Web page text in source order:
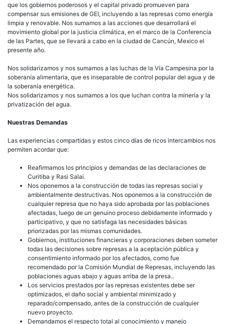
que los gobiernos poderosos y el capital privado promueven para
compensar sus emisiones de GEI, incluyendo a las represas como energía
limpia y renovable. Nos sumamos a las acciones que desarrollará el
movimiento global por la justicia climática, en el marco de la Conferencia
de las Partes, que se llevará a cabo en la ciudad de Cancún, Mexico el
presente año.
Nos solidarizamos y nos sumamos a las luchas de la Vía Campesina por la
soberanía alimentaria, que es inseparable de control popular del agua y de
la soberanía energética.
Nos solidarizamos y nos sumamos a los que luchan contra la minería y la
privatización del agua.
Nuestras Demandas
Las experiencias compartidas y estos cinco días de ricos intercambios nos
permiten acordar que:
Reafirmamos los principios y demandas de las declaraciones de
Curitiba y Rasi Salai.
Nos oponemos a la construcción de todas las represas social y
ambientalmente destructivas. Nos oponemos a la construcción de
cualquier represa que no haya sido aprobada por las poblaciones
afectadas, luego de un genuino proceso debidamente informado y
participativo, y que no satisfaga las necesidades básicas
priorizadas por las mismas comunidades.
Gobiernos, instituciones financieras y corporaciones deben someter
todas las decisiones sobre represas a la aceptación pública y
consentimiento informado por los afectados, como fue
recomendado por la Comisión Mundial de Represas, incluyendo las
poblaciones aguas abajo y aguas arriba de la presa..
Los servicios prestados por las represas existentes debe ser
optimizados, el daño social y ambiental minimizado y
reparado/compensado, antes de la construcción de cualquier
nuevo proyecto.
Demandamos el respecto total al conocimiento y manejo